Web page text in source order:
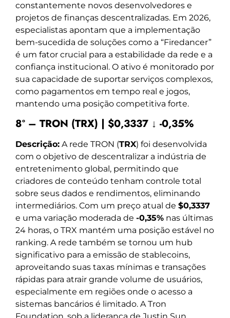
constantemente novos desenvolvedores e
projetos de finanças descentralizadas. Em 2026,
especialistas apontam que a implementação
bem-sucedida de soluções como a “Firedancer”
é um fator crucial para a estabilidade da rede e a
confiança institucional. O ativo é monitorado por
sua capacidade de suportar serviços complexos,
como pagamentos em tempo real e jogos,
mantendo uma posição competitiva forte.
8º – TRON (TRX) | $0,3337 ↓ -0,35%
Descrição: A rede TRON (TRX) foi desenvolvida
com o objetivo de descentralizar a indústria de
entretenimento global, permitindo que
criadores de conteúdo tenham controle total
sobre seus dados e rendimentos, eliminando
intermediários. Com um preço atual de $0,3337
e uma variação moderada de -0,35% nas últimas
24 horas, o TRX mantém uma posição estável no
ranking. A rede também se tornou um hub
significativo para a emissão de stablecoins,
aproveitando suas taxas mínimas e transações
rápidas para atrair grande volume de usuários,
especialmente em regiões onde o acesso a
sistemas bancários é limitado. A Tron
Foundation, sob a liderança de Justin Sun,